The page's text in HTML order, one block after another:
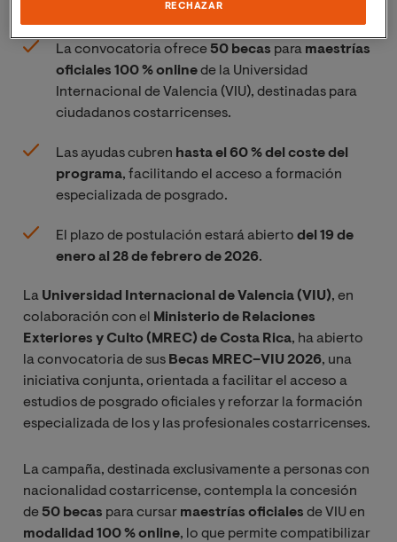
La convocatoria ofrece 50 becas para maestrías
oficiales 100 % onlinede la Universidad
Internacional de Valencia (VIU), destinadas para
ciudadanos costarricenses.
Las ayudas cubren hasta el 60 % del coste del
programa, facilitando el acceso a formación
especializada de posgrado.
El plazo de postulación estará abierto del 19 de
enero al 28 de febrero de 2026.
La Universidad Internacional de Valencia (VIU), en
colaboración con el
Ministerio de Relaciones
Exteriores y Culto (MREC) de Costa Rica, ha abierto
la convocatoria de sus Becas MREC–VIU 2026, una
iniciativa conjunta, orientada a facilitar el acceso a
estudios de posgrado oficiales y reforzar la formación
especializada de los y las profesionales costarricenses.
La campaña, destinada exclusivamente a personas con
nacionalidad costarricense, contempla la concesión
de 50 becas para cursar maestrías oficiales de VIU en
modalidad 100 % online, lo que permite compatibilizar
RECHAZAR